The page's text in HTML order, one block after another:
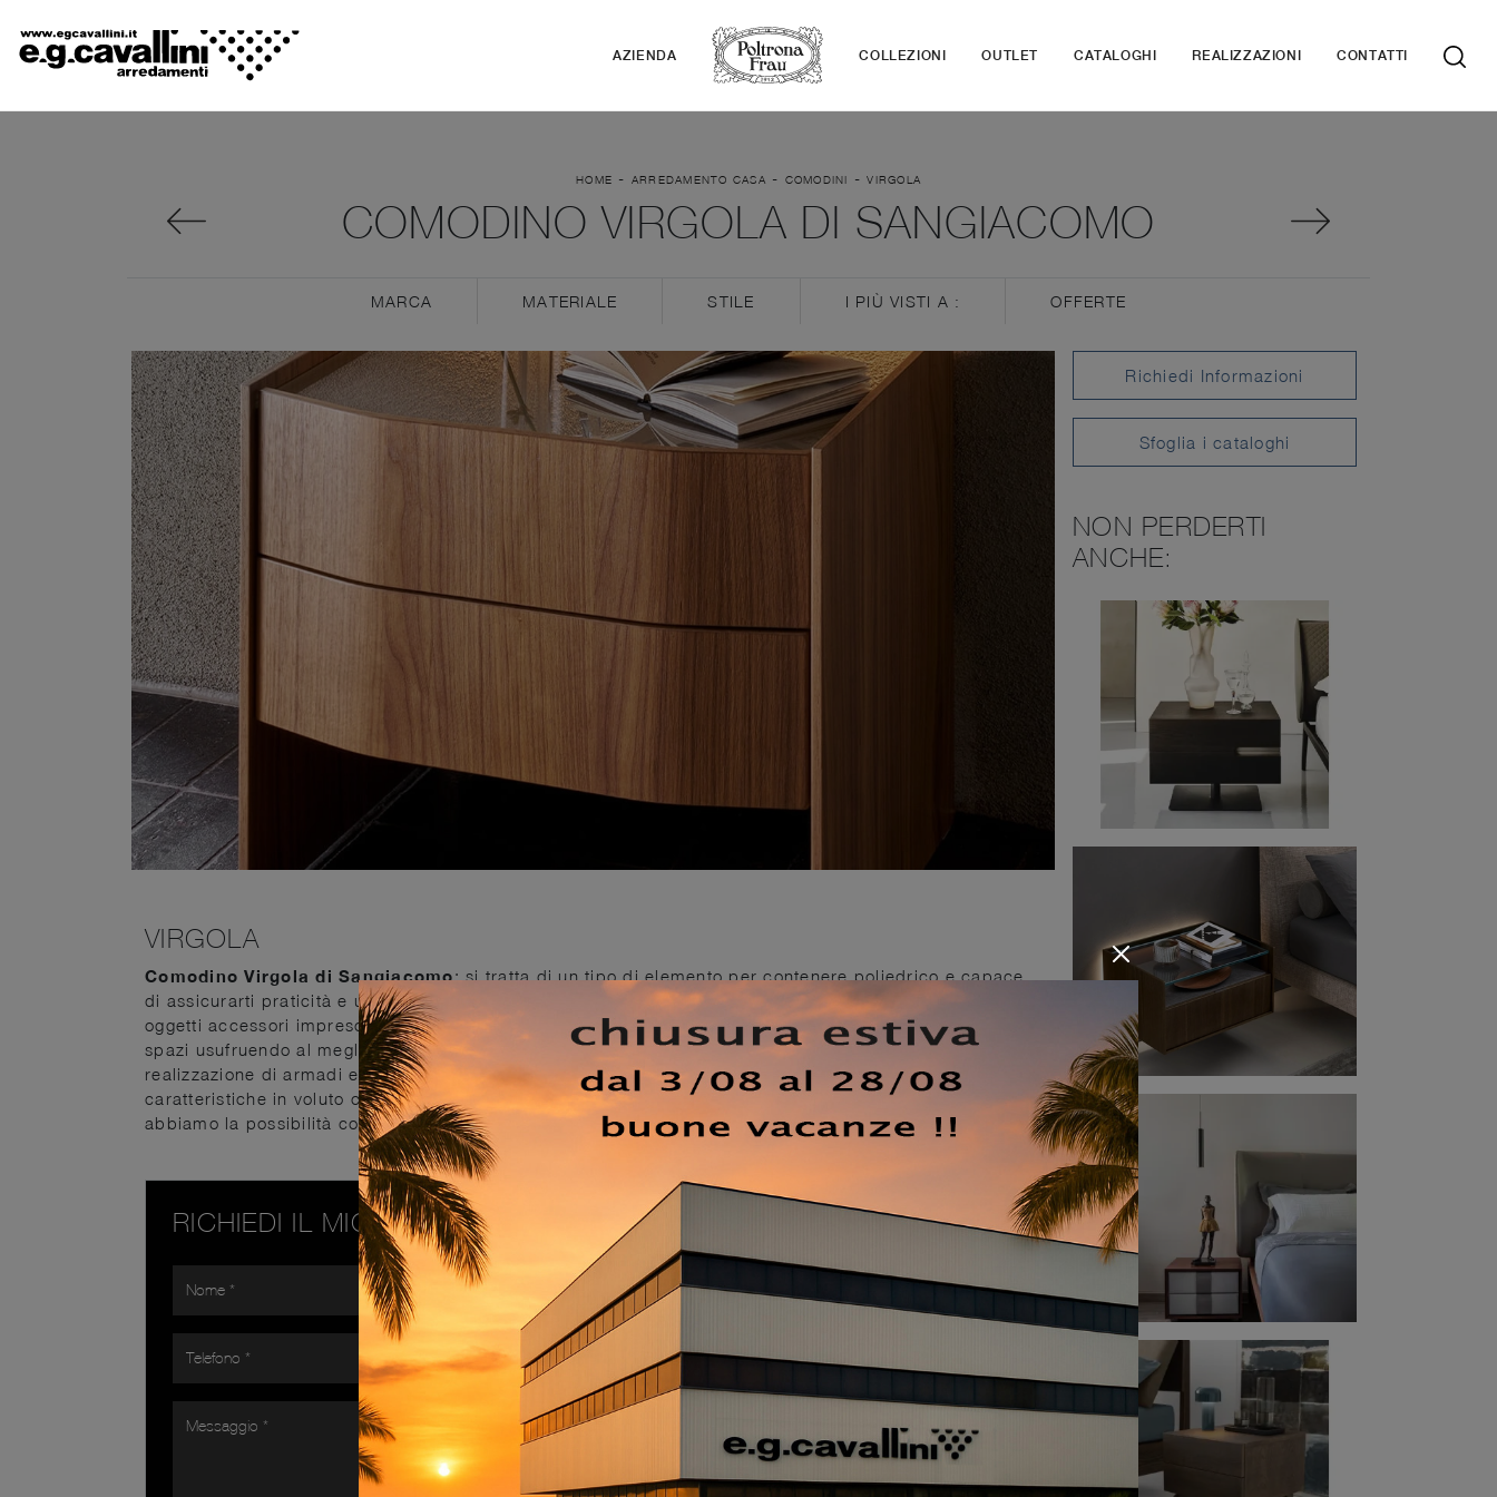
AZIENDA COLLEZIONI OUTLET CATALOGHI REALIZZAZIONI CONTATTI
HOME - ARREDAMENTO CASA - COMODINI -VIRGOLA
COMODINO VIRGOLA DI SANGIACOMO
MARCA MATERIALE STILE I PIÙ VISTI A : OFFERTE
VIRGOLA
Comodino Virgola di Sangiacomo: si tratta di un tipo di elemento per contenere poliedrico e capace
di assicurarti praticità e un'ottima resa estetica in spazi design. I Comodini sono alcuni dei mobili e
oggetti accessori imprescindibili in ogni camera da letto, in quanto danno la possibilità di ultimare gli
spazi usufruendo al meglio di ogni angolo. Le tipologie in legno del brand Sangiacomo, specialista nella
realizzazione di armadi e comodini, permettono di ricreare abbinamenti personalizzati 2 oppure avere
caratteristiche in voluto contrasto con il resto degli arredi. Grazie a questi oggetti di arredamento
abbiamo la possibilità contenere piccole cose di uso quotidiano o esporre accessori.
RICHIEDI IL MIGLIOR PREZZO
Richiedi Informazioni
Sfoglia i cataloghi
NON PERDERTI
ANCHE: